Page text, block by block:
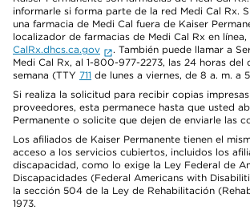
informarle si forma parte de la red Medi Cal Rx.
una farmacia de Medi Cal fuera de Kaiser
localizador de farmacias de Medi Cal Rx en línea,
CalRx.dhcs.ca.gov
. También puede llamar a
Medi Cal Rx, al 1-800-977-2273, las 24 horas del
semana (TTY 711 de lunes a viernes, de 8 a. m. a
Si realiza la solicitud para recibir copias
proveedores, esta permanece hasta que usted
Permanente o solicite que dejen de enviarle las
Los afiliados de Kaiser Permanente tienen el
acceso a los servicios cubiertos, incluidos los
discapacidad, como lo exige la Ley Federal de
Discapacidades (Federal Americans with
la sección 504 de la Ley de Rehabilitación
1973.